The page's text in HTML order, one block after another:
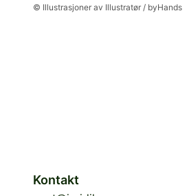
© Illustrasjoner av Illustratør / byHands
Kontakt